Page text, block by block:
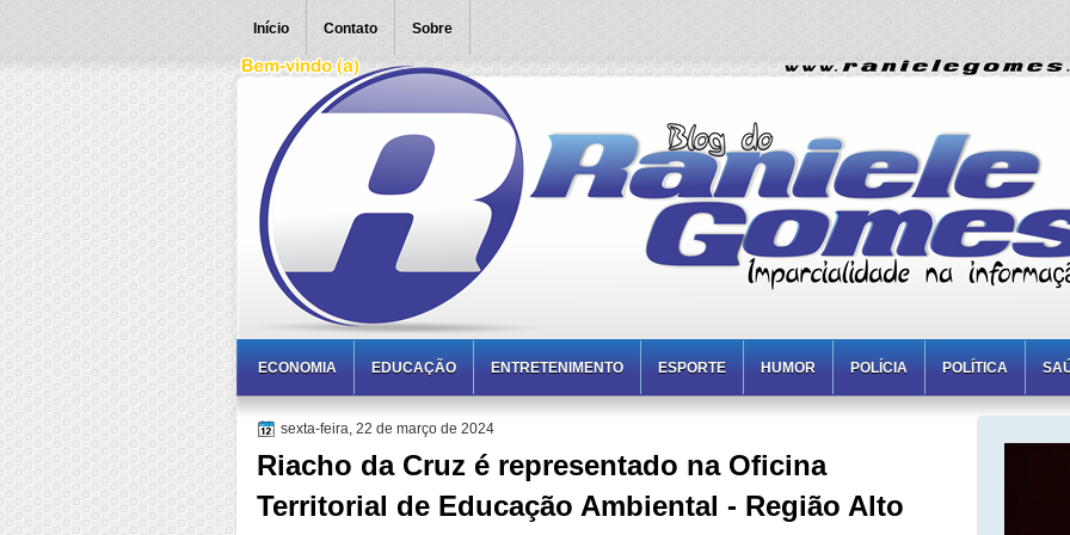
Início Contato Sobre
ECONOMIA EDUCAÇÃO ENTRETENIMENTO ESPORTE HUMOR POLÍCIA POLÍTICA
sexta-feira, 22 de março de 2024
Riacho da Cruz é representado na Oficina
Territorial de Educação Ambiental - Região Alto